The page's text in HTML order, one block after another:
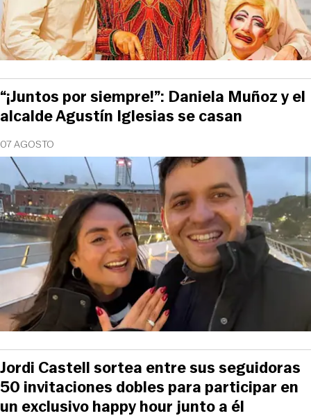
07 AGOSTO
“¡Juntos por siempre!”: Daniela Muñoz y el
alcalde Agustín Iglesias se casan
Jordi Castell sortea entre sus seguidoras
50 invitaciones dobles para participar en
un exclusivo happy hour junto a él